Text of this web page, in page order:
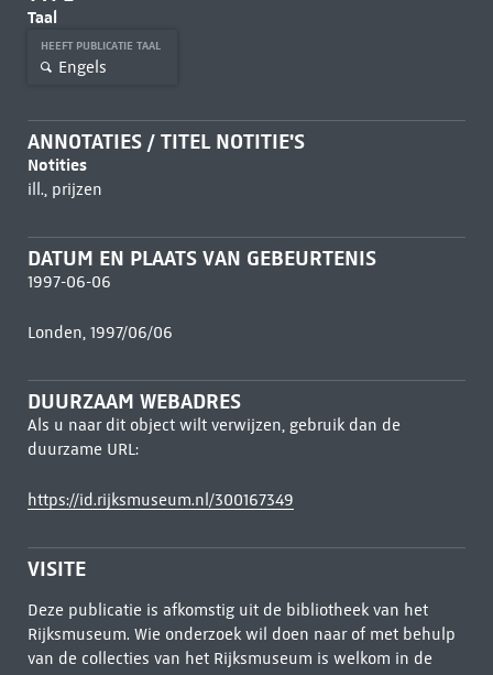
Taal
HEEFT PUBLICATIE TAAL
Engels
ANNOTATIES / TITEL NOTITIE'S
Notities
ill., prijzen
DATUM EN PLAATS VAN GEBEURTENIS
1997-06-06
Londen, 1997/06/06
DUURZAAM WEBADRES
Als u naar dit object wilt verwijzen, gebruik dan de
duurzame URL:
https://id.rijksmuseum.nl/300167349
VISITE
Deze publicatie is afkomstig uit de bibliotheek van het
Rijksmuseum. Wie onderzoek wil doen naar of met behulp
van de collecties van het Rijksmuseum is welkom in de